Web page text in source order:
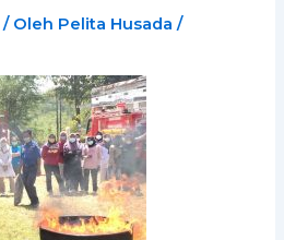
/ Oleh Pelita Husada/